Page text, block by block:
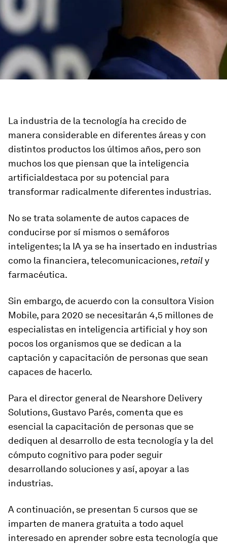
La industria de la tecnología ha crecido de
manera considerable en diferentes áreas y con
distintos productos los últimos años, pero son
muchos los que piensan que la inteligencia
artificialdestaca por su potencial para
transformar radicalmente diferentes industrias.
No se trata solamente de autos capaces de
conducirse por sí mismos o semáforos
inteligentes; la IA ya se ha insertado en industrias
como la financiera, telecomunicaciones, retaily
farmacéutica.
Sin embargo, de acuerdo con la consultora Vision
Mobile, para 2020 se necesitarán 4,5 millones de
especialistas en inteligencia artificial y hoy son
pocos los organismos que se dedican a la
captación y capacitación de personas que sean
capaces de hacerlo.
Para el director general de Nearshore Delivery
Solutions, Gustavo Parés, comenta que es
esencial la capacitación de personas que se
dediquen al desarrollo de esta tecnología y la del
cómputo cognitivo para poder seguir
desarrollando soluciones y así, apoyar a las
industrias.
A continuación, se presentan 5 cursos que se
imparten de manera gratuita a todo aquel
interesado en aprender sobre esta tecnología que